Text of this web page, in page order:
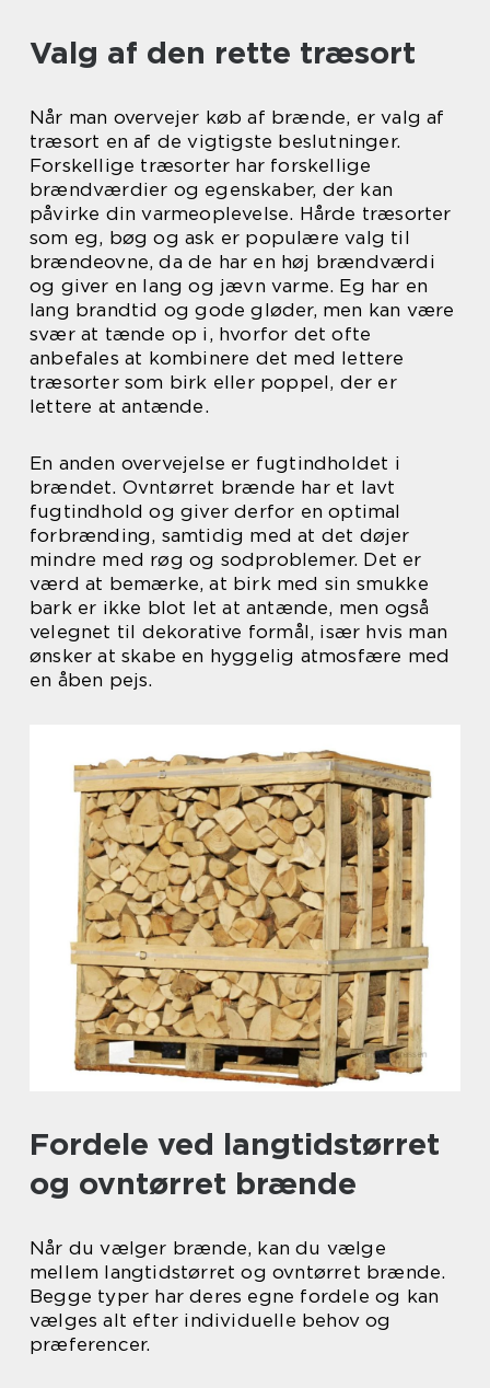
Valg af den rette træsort
Når man overvejer køb af brænde, er valg af
træsort en af de vigtigste beslutninger.
Forskellige træsorter har forskellige
brændværdier og egenskaber, der kan
påvirke din varmeoplevelse. Hårde træsorter
som eg, bøg og ask er populære valg til
brændeovne, da de har en høj brændværdi
og giver en lang og jævn varme. Eg har en
lang brandtid og gode gløder, men kan være
svær at tænde op i, hvorfor det ofte
anbefales at kombinere det med lettere
træsorter som birk eller poppel, der er
lettere at antænde.
En anden overvejelse er fugtindholdet i
brændet. Ovntørret brænde har et lavt
fugtindhold og giver derfor en optimal
forbrænding, samtidig med at det døjer
mindre med røg og sodproblemer. Det er
værd at bemærke, at birk med sin smukke
bark er ikke blot let at antænde, men også
velegnet til dekorative formål, især hvis man
ønsker at skabe en hyggelig atmosfære med
en åben pejs.
Fordele ved langtidstørret
og ovntørret brænde
Når du vælger brænde, kan du vælge
mellem langtidstørret og ovntørret brænde.
Begge typer har deres egne fordele og kan
vælges alt efter individuelle behov og
præferencer.